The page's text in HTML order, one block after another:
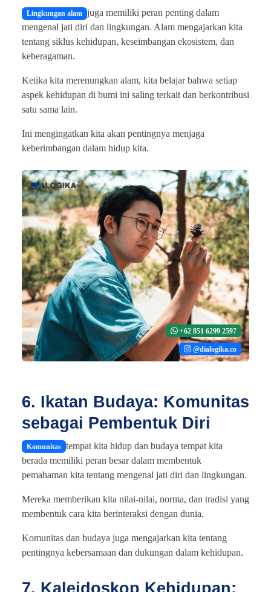
Lingkungan alam juga memiliki peran penting dalam
mengenal jati diri dan lingkungan. Alam mengajarkan kita
tentang siklus kehidupan, keseimbangan ekosistem, dan
keberagaman.
Ketika kita merenungkan alam, kita belajar bahwa setiap
aspek kehidupan di bumi ini saling terkait dan berkontribusi
satu sama lain.
Ini mengingatkan kita akan pentingnya menjaga
keberimbangan dalam hidup kita.
+62 851 6299 2597
@dialogika.co
6. Ikatan Budaya: Komunitas
sebagai Pembentuk Diri
Komunitas tempat kita hidup dan budaya tempat kita
berada memiliki peran besar dalam membentuk
pemahaman kita tentang mengenal jati diri dan lingkungan.
Mereka memberikan kita nilai-nilai, norma, dan tradisi yang
membentuk cara kita berinteraksi dengan dunia.
Komunitas dan budaya juga mengajarkan kita tentang
pentingnya kebersamaan dan dukungan dalam kehidupan.
7. Kaleidoskop Kehidupan: